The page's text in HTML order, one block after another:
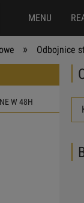
MENU
» Odbojnice
W 48H